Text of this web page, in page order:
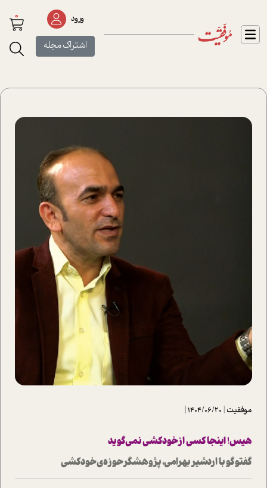
ورود
اشتراک مجله
0
موفقیت|
1404/06/20
|
هیس! اینجا کسی از خودکشی نمی­‌گوید
گفت­وگو با اردشیر بهرامی، پژوهشگر حوز­‎‌ه‌ی خودکشی